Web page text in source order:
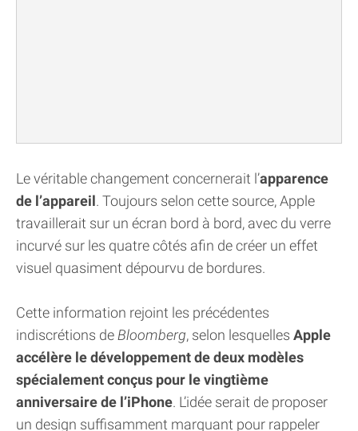
Le véritable changement concernerait l’apparence
de l’appareil. Toujours selon cette source, Apple
travaillerait sur un écran bord à bord, avec du verre
incurvé sur les quatre côtés afin de créer un effet
visuel quasiment dépourvu de bordures.
Cette information rejoint les précédentes
indiscrétions de Bloomberg, selon lesquelles Apple
accélère le développement de deux modèles
spécialement conçus pour le vingtième
anniversaire de l’iPhone. L’idée serait de proposer
un design suffisamment marquant pour rappeler